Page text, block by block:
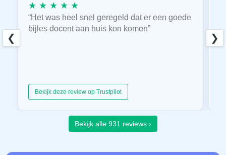
★ ★ ★ ★ ★
“Het was heel snel geregeld dat er een goede
bijles docent aan huis kon komen”
Bekijk deze review op Trustpilot
❮ ❯
Bekijk alle 931 reviews ›